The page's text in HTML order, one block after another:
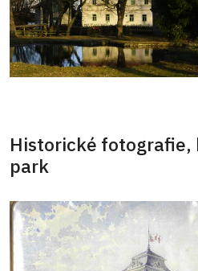
Historické fotografie,
park